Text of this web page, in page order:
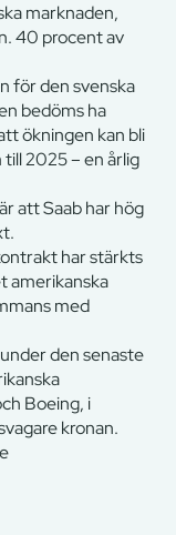
marknaden,
40 procent av
för den svenska
bedöms ha
ökningen kan bli
2025 – en årlig
att Saab har hög
har stärkts
amerikanska
med
den senaste
Boeing, i
kronan.